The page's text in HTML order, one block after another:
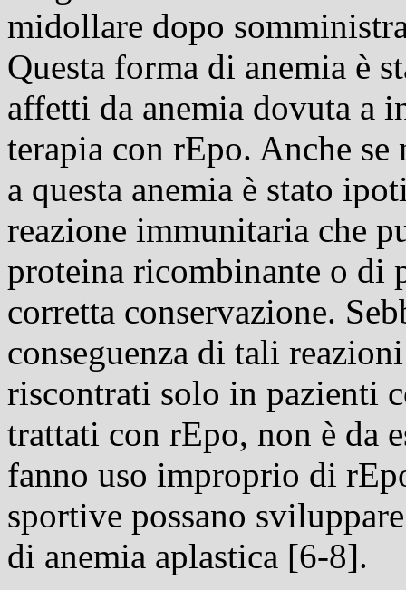
midollare dopo
Questa forma di anemia è
affetti da anemia dovuta a
terapia con rEpo. Anche se
a questa anemia è stato
reazione immunitaria che
proteina ricombinante o di
corretta conservazione.
conseguenza di tali
riscontrati solo in pazienti
trattati con rEpo, non è da
fanno uso improprio di
sportive possano
di anemia aplastica [6-8].